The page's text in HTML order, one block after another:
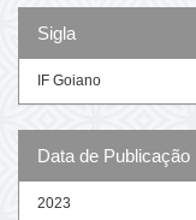
Sigla
IF Goiano
Data de Publicação
2023